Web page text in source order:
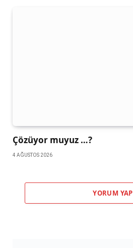
Çözüyor muyuz …?
4 AĞUSTOS 2026
YORUM YAP